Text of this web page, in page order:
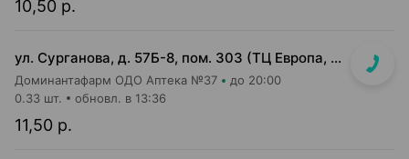
10,50 р.
ул. Сурганова, д. 57Б-8, пом. 303 (ТЦ Европа, 3 этаж)
Доминантафарм ОДО Аптека №37 до 20:00
11,50 р.
0.33 шт. обновл. в 13:36